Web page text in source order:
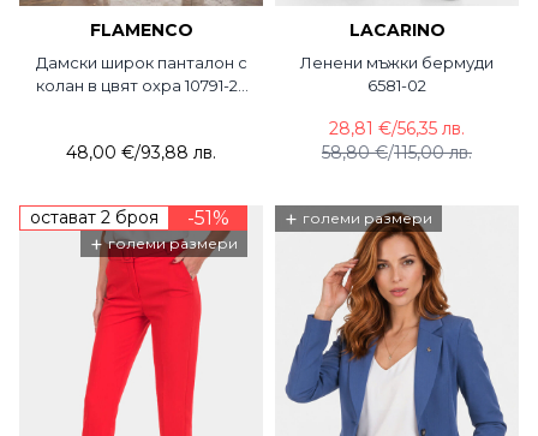
FLAMENCO
Дамски широк панталон с
колан в цвят охра 10791-23
48,00 €/93,88 лв.
LACARINO
Ленени мъжки бермуди
6581-02
58,80 €/115,00 лв.
28,81 €/56,35 лв.
остават 2 броя -51%
+ големи размери
+ големи размери